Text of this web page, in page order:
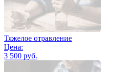
Тяжелое отравление
Цена:
3 500 руб.